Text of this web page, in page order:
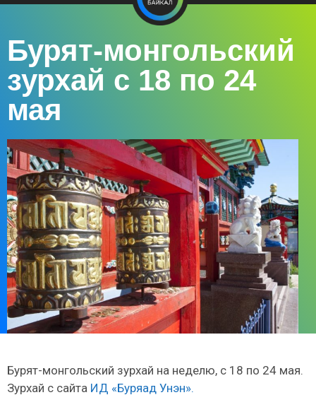
Бурят-монгольский
зурхай с 18 по 24
мая
Бурят-монгольский зурхай на неделю, с 18 по 24 мая.
Зурхай с сайта ИД «Буряад Унэн».